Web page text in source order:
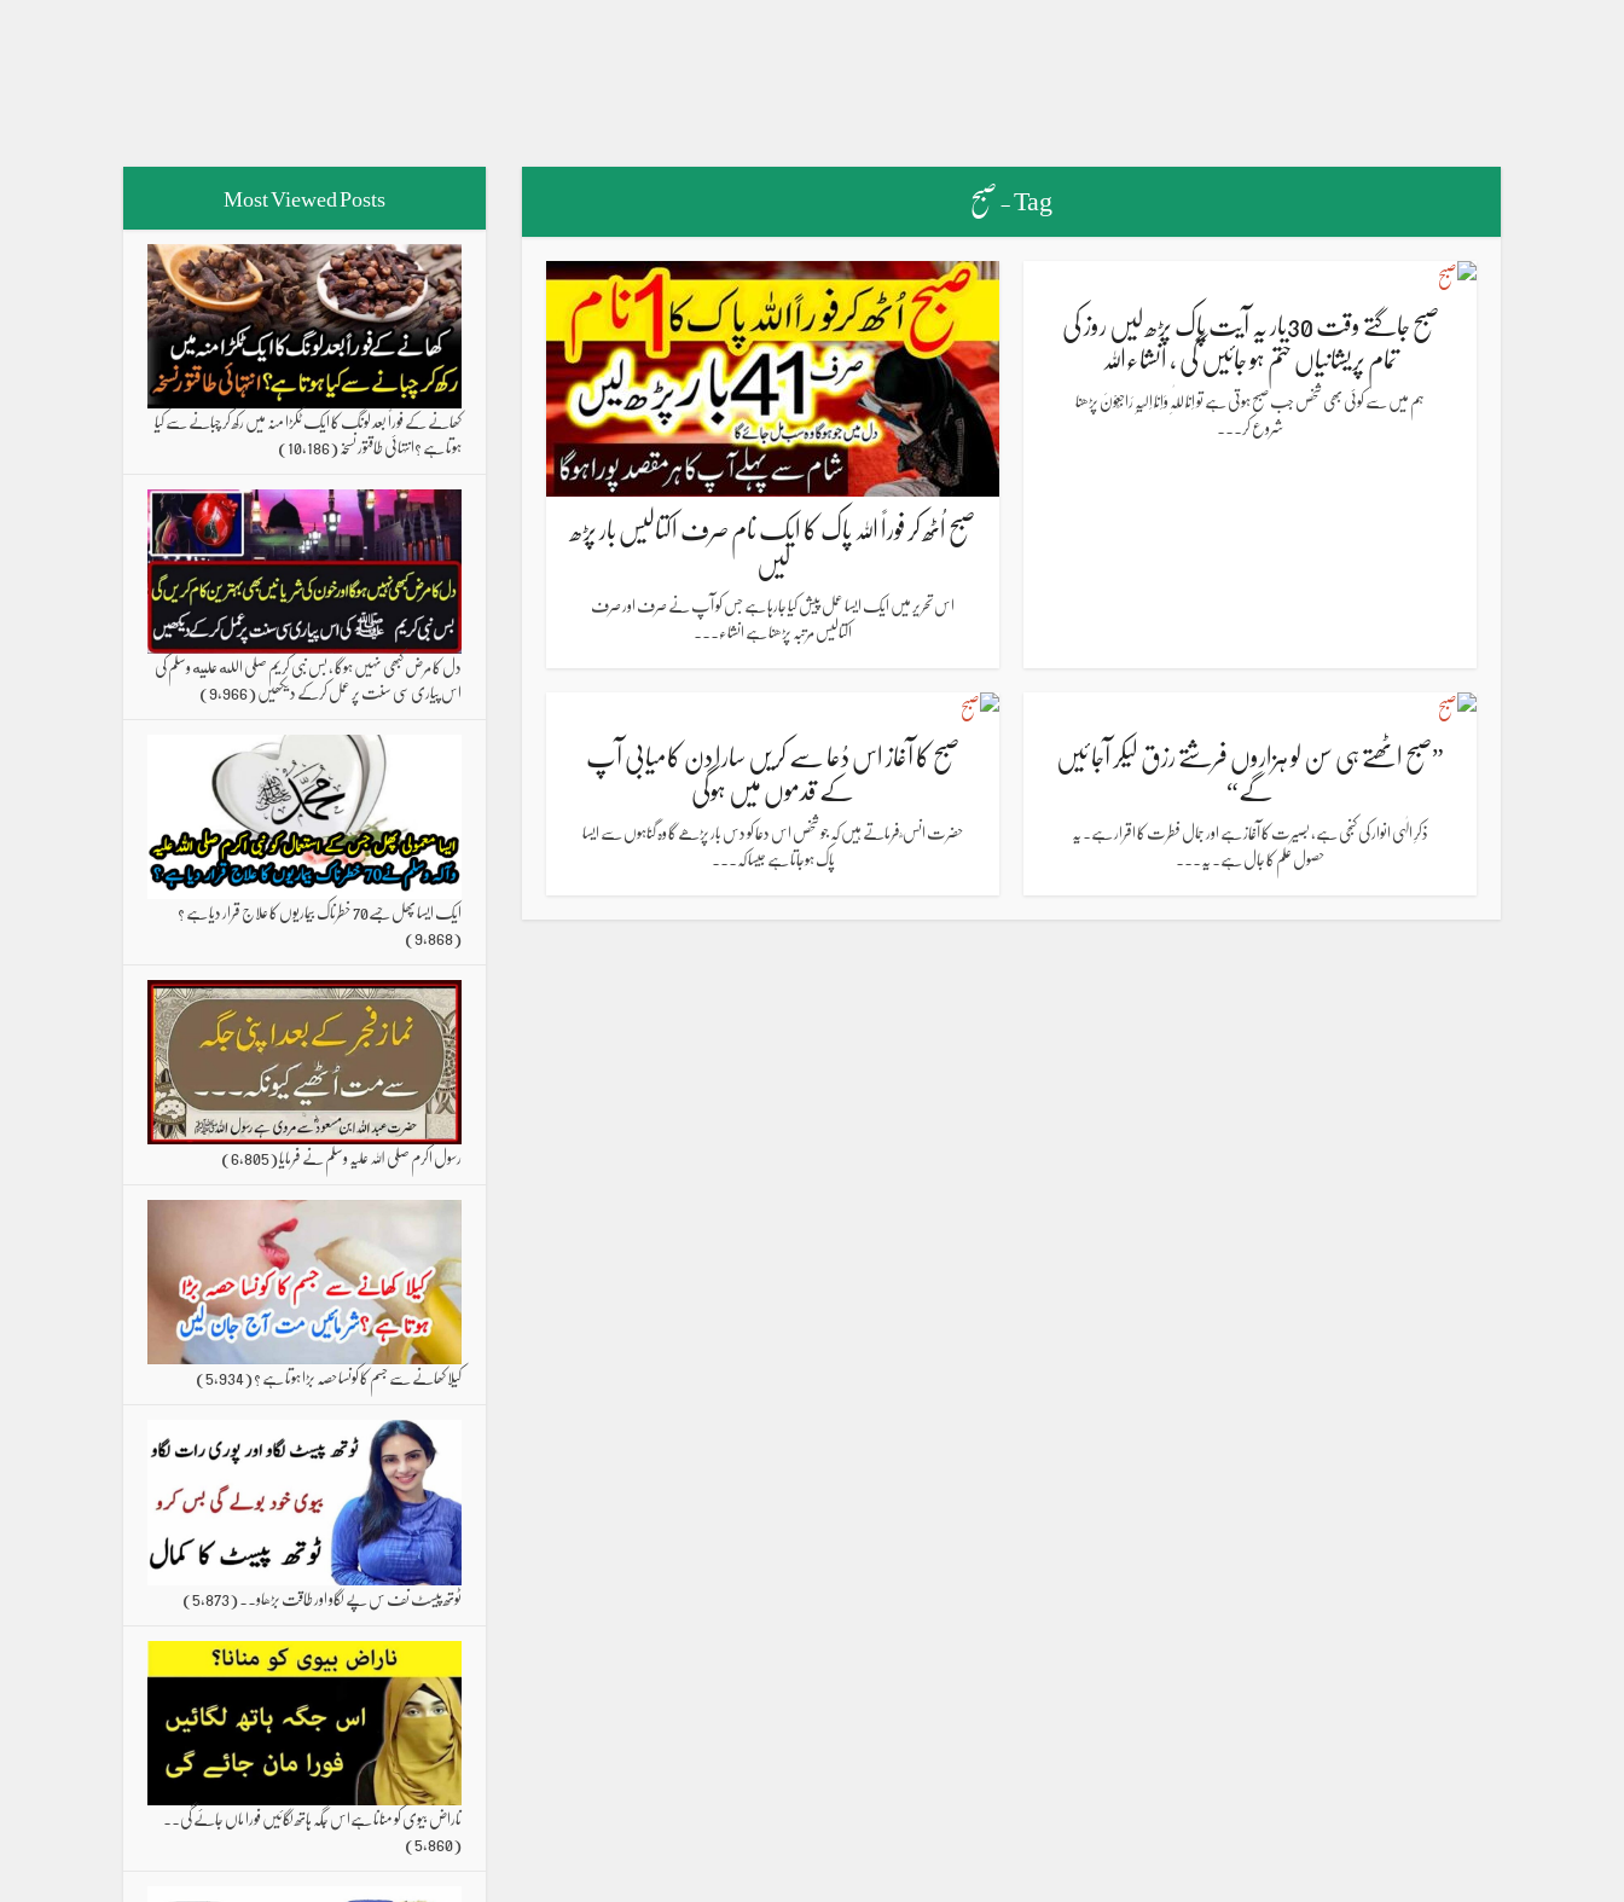
Most Viewed Posts
کھانے کے فوراً بعد لونگ کا ایک ٹکڑا منہ میں رکھ کر چبانے سے کیا
ہوتا ہے ؟انتہائی طاقتور نسخہ(10,186)
دل کا مرض کبھی نہیں ہوگا ، بس نبی کریم صلی الله علیه وسلم کی
اس پیاری سی سنت پر عمل کرکے دیکھیں(9,966)
ایک ایسا پھل جسے70 خطرناک بیماریوں کا علاج قرار دیا ہے ؟
(9,868)
رسول اکرم صلی اللہ علیہ وسلم نے فرمایا(6,805)
کیلا کھانے سے جسم کا کونسا حصہ بڑا ہوتا ہے ؟(5,934)
ٹوتھ پیسٹ نف س پے لگاو اور طاقت بڑھاو۔۔(5,873)
ناراض بیوی کو منانا ہےاس جگہ ہاتھ لگائیں فورا ماں جائے گی۔۔
(5,860)
Tag - صبح
صبح جاگتے وقت 30بار یہ آیت پاک پڑھ لیں روز کی
تمام پریشانیاں ختم ہو جائیں گی ، انشاءاللہ
ہم میں سے کوئی بھی شخص جب صبح ہوتی ہے تو اِنَّا لِلّٰہِ وَاِنَّا اِلَیْہِ رَاجِعُوْنَ پڑھنا
شروع کر...
صبح اُٹھ کر فوراً اللہ پاک کا ایک نام صرف اکتالیس بار پڑھ
لیں
اس تحریر میں ایک ایسا عمل پیش کیا جارہا ہے جس کو آپ نے صرف اور صرف
اکتالیس مرتبہ پڑھنا ہے انشاء...
”صبح اٹھتے ہی سن لو ہزاروں فرشتے رزق لیکر آجا ئیں
گے“
ذکرِ الٰہی انوار کی کنجی ہے، بصیرت کا آغاز ہے اور جمال فطرت کا اقرار ہے۔ یہ
حصول علم کا جال ہے۔ یہ...
صبح کا آغاز اس دُعا سے کریں سارا دن کامیابی آپ
کے قدموں میں ہوگی
حضرت انس ؓ فرماتے ہیں کہ جو شخص اس دعا کو دس بار پڑھے گا وہ گناہوں سے ایسا
پاک ہوجاتا ہے جیسا کہ...